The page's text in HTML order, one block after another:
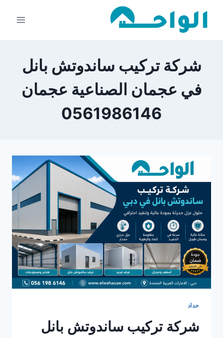
شركة تركيب ساندوتش بانل
في عجمان الصناعية عجمان
0561986146
حداد
شركة تركيب ساندوتش بانل